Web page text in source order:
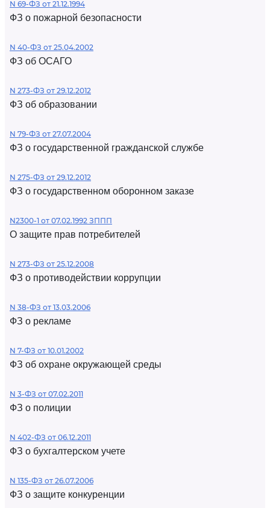
N 69-ФЗ от 21.12.1994
ФЗ о пожарной безопасности
N 40-ФЗ от 25.04.2002
ФЗ об ОСАГО
N 273-ФЗ от 29.12.2012
ФЗ об образовании
N 79-ФЗ от 27.07.2004
ФЗ о государственной гражданской службе
N 275-ФЗ от 29.12.2012
ФЗ о государственном оборонном заказе
N2300-1 от 07.02.1992 ЗППП
О защите прав потребителей
N 273-ФЗ от 25.12.2008
ФЗ о противодействии коррупции
N 38-ФЗ от 13.03.2006
ФЗ о рекламе
N 7-ФЗ от 10.01.2002
ФЗ об охране окружающей среды
N 3-ФЗ от 07.02.2011
ФЗ о полиции
N 402-ФЗ от 06.12.2011
ФЗ о бухгалтерском учете
N 135-ФЗ от 26.07.2006
ФЗ о защите конкуренции